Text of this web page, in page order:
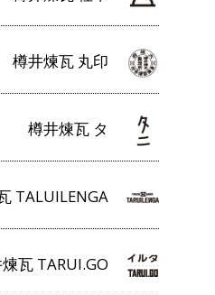
樽井煉瓦 丸印
樽井煉瓦 タ
TALUILENGA
瓦 TARUI.GO